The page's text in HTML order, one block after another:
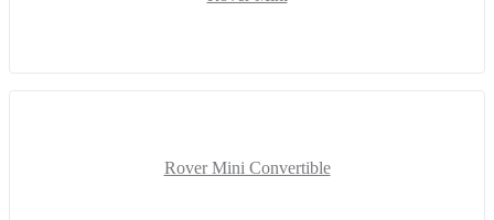
Rover Mini Convertible